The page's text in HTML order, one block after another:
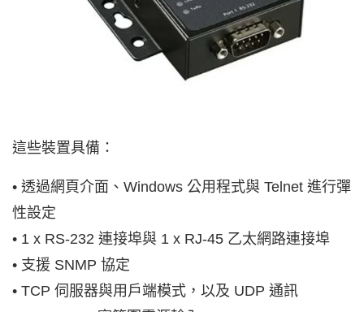
這些裝置具備：
• 透過網頁介面、Windows 公用程式與 Telnet 進行彈
性設定
• 1 x RS-232 連接埠與 1 x RJ-45 乙太網路連接埠
• 支援 SNMP 協定
• TCP 伺服器與用戶端模式，以及 UDP 通訊